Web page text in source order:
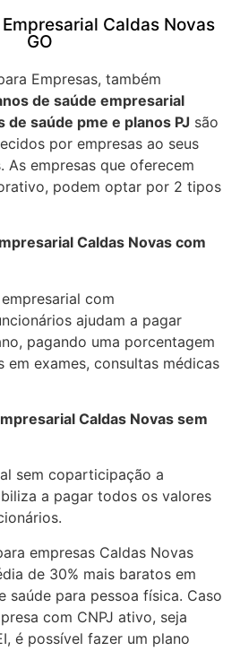
Caldas Novas
GO
Empresas, também
de saúde empresarial
de saúde pme e planos PJ são
por empresas ao seus
As empresas que oferecem
podem optar por 2 tipos
Caldas Novas com
com
ajudam a pagar
pagando uma porcentagem
exames, consultas médicas
Caldas Novas sem
sem coparticipação a
a pagar todos os valores
empresas Caldas Novas
de 30% mais baratos em
saúde para pessoa física. Caso
com CNPJ ativo, seja
é possível fazer um plano